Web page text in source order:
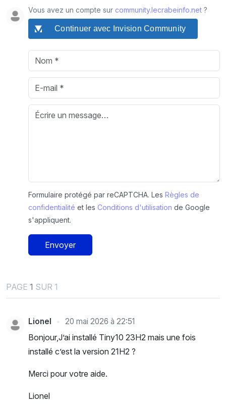
Vous avez un compte sur community.lecrabeinfo.net ?
Continuer avec Invision Community
Formulaire protégé par reCAPTCHA. Les Règles de
confidentialité et les Conditions d'utilisation de Google
s'appliquent.
Envoyer
PAGE 1 SUR 1
Lionel 20 mai 2026 à 22:51
Bonjour,J’ai installé Tiny10 23H2 mais une fois
installé c’est la version 21H2 ?
Merci pour votre aide.
Lionel